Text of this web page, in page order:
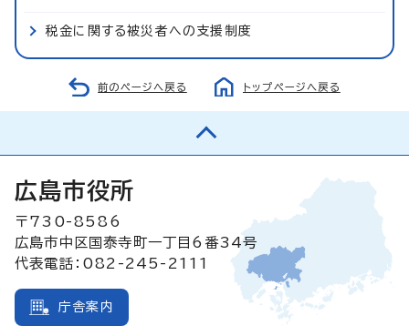
税金に関する被災者への支援制度
前のページへ戻る トップページへ戻る
広島市役所
〒730-8586
広島市中区国泰寺町一丁目6番34号
代表電話：082-245-2111
庁舎案内